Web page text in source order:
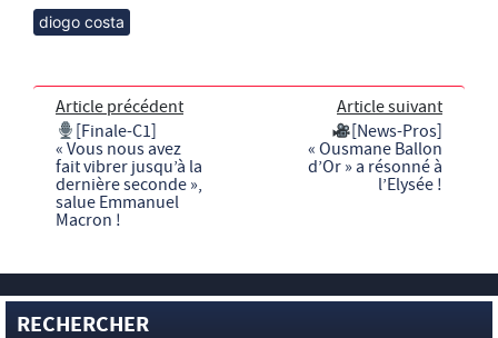
diogo costa
Article précédent
[Finale-C1]
« Vous nous avez
fait vibrer jusqu’à la
dernière seconde »,
salue Emmanuel
Macron !
Article suivant
[News-Pros]
« Ousmane Ballon
d’Or » a résonné à
l’Elysée !
RECHERCHER